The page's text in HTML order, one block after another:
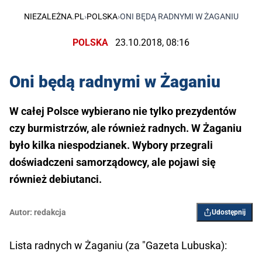
NIEZALEŻNA.PL›POLSKA›ONI BĘDĄ RADNYMI W ŻAGANIU
POLSKA 23.10.2018, 08:16
Oni będą radnymi w Żaganiu
W całej Polsce wybierano nie tylko prezydentów
czy burmistrzów, ale również radnych. W Żaganiu
było kilka niespodzianek. Wybory przegrali
doświadczeni samorządowcy, ale pojawi się
również debiutanci.
Autor: redakcja Udostępnij
Lista radnych w Żaganiu (za "Gazeta Lubuska):